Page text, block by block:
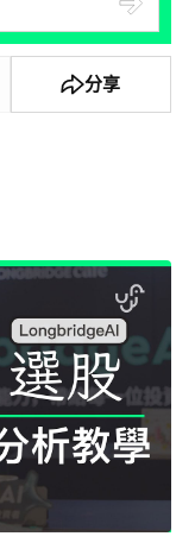
分享